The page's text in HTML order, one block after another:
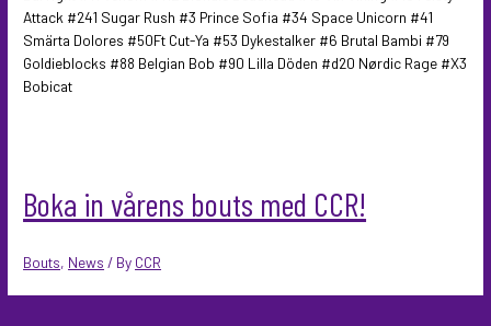
Attack #241 Sugar Rush #3 Prince Sofia #34 Space Unicorn #41
Smärta Dolores #50Ft Cut-Ya #53 Dykestalker #6 Brutal Bambi #79
Goldieblocks #88 Belgian Bob #90 Lilla Döden #d20 Nørdic Rage #X3
Bobicat
Boka in vårens bouts med CCR!
Bouts, News / By CCR